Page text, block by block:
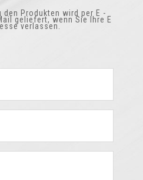
den Produkten wird per E -
geliefert, wenn Sie Ihre E
verlassen.